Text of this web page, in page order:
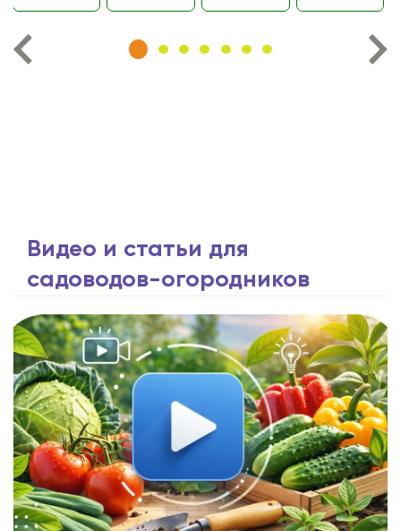
Видео и статьи для
садоводов-огородников